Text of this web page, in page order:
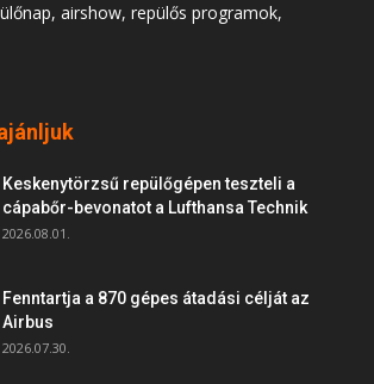
airshow, repülős programok,
Keskenytörzsű repülőgépen teszteli a
cápabőr-bevonatot a Lufthansa Technik
2026.08.01.
Fenntartja a 870 gépes átadási célját az
Airbus
2026.07.30.